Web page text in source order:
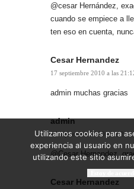
@cesar Hernández,
cuando se empiece a
ten eso en cuenta,
Cesar Hernandez
17 septiembre 2010 a las
admin muchas gracias
admin
17 septiembre 2010 a las
@Cesar Hernandez,
Cesar Hernandez
Utilizamos cookies para
experiencia al usuario en
utilizando este sitio